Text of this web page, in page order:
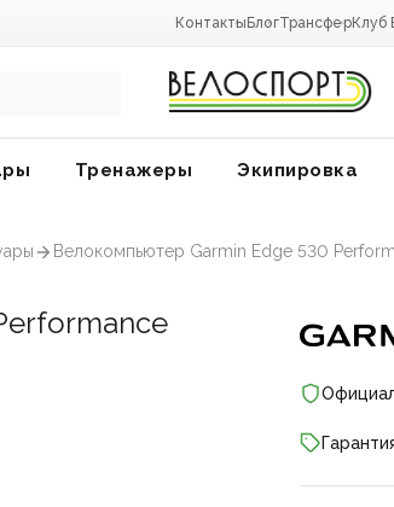
Контакты БлогТрансферКлуб
Тренажеры Экипировка
Велокомпьютер Garmin Edge 530